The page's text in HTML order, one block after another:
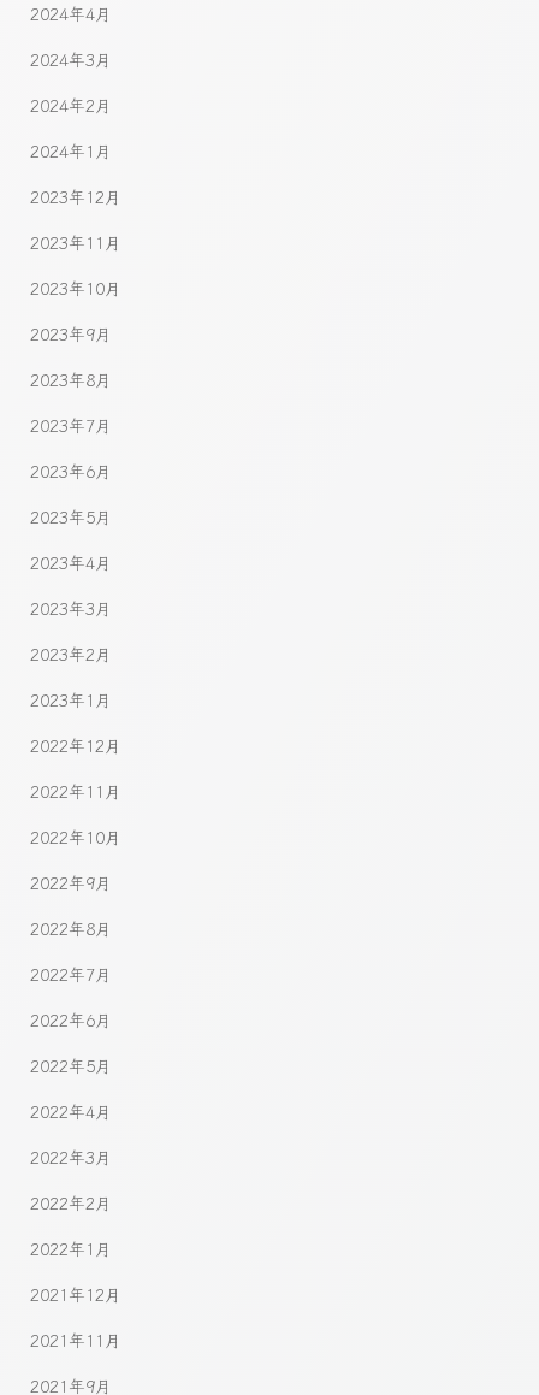
2024年4月
2024年3月
2024年2月
2024年1月
2023年12月
2023年11月
2023年10月
2023年9月
2023年8月
2023年7月
2023年6月
2023年5月
2023年4月
2023年3月
2023年2月
2023年1月
2022年12月
2022年11月
2022年10月
2022年9月
2022年8月
2022年7月
2022年6月
2022年5月
2022年4月
2022年3月
2022年2月
2022年1月
2021年12月
2021年11月
2021年9月